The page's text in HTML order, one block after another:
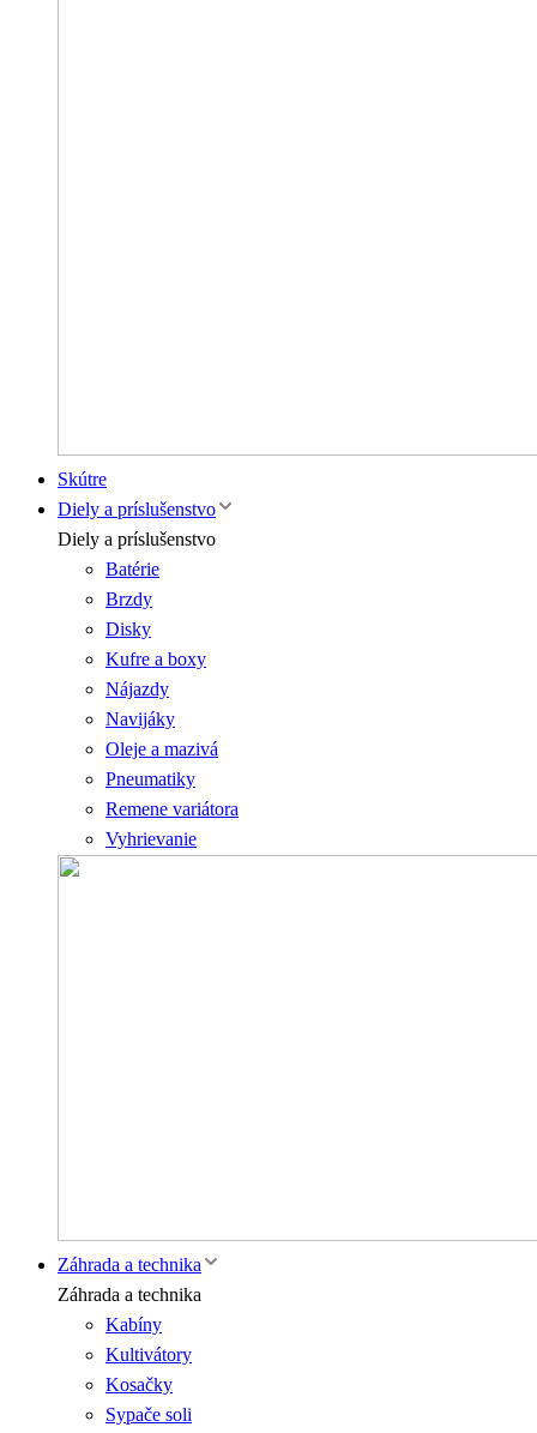
Skútre
Diely a príslušenstvo
Diely a príslušenstvo
Batérie
Brzdy
Disky
Kufre a boxy
Nájazdy
Navijáky
Oleje a mazivá
Pneumatiky
Remene variátora
Vyhrievanie
Záhrada a technika
Záhrada a technika
Kabíny
Kultivátory
Kosačky
Sypače soli